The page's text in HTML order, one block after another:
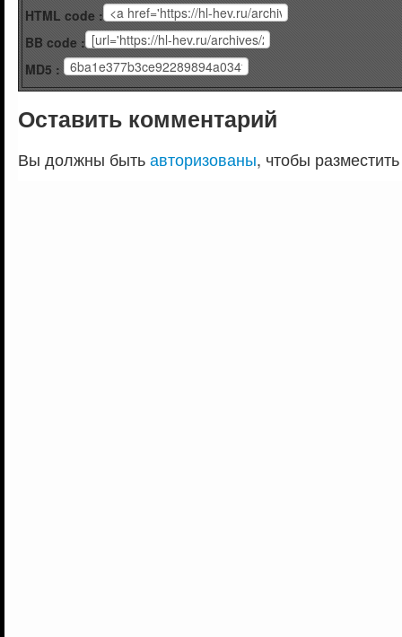
HTML code :
BB code :
MD5 :
Оставить комментарий
Вы должны бытьавторизованы, чтобы